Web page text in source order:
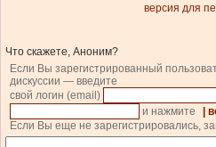
версия для
Что скажете, Аноним?
Если Вы зарегистрированный
дискуссии — введите
свой логин (email)
и нажмите
|
Если Вы еще не зарегистрировались,